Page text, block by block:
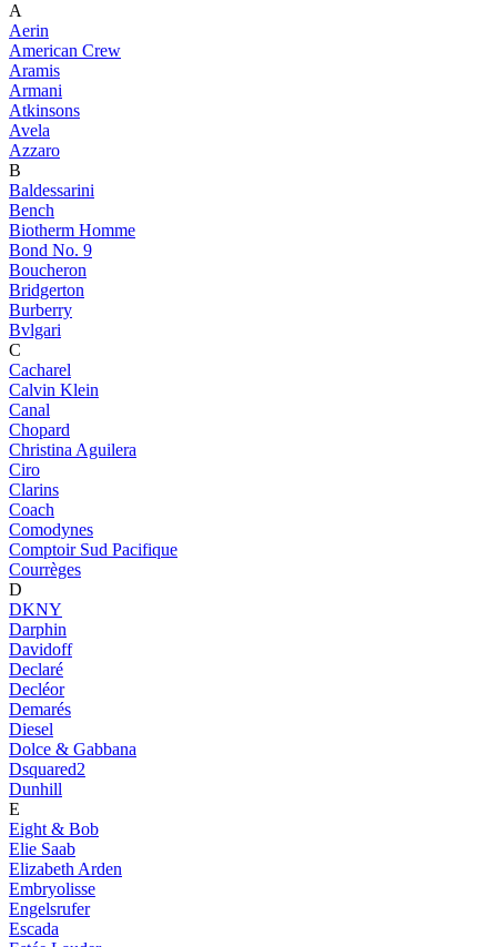
A
Aerin
American Crew
Aramis
Armani
Atkinsons
Avela
Azzaro
B
Baldessarini
Bench
Biotherm Homme
Bond No. 9
Boucheron
Bridgerton
Burberry
Bvlgari
C
Cacharel
Calvin Klein
Canal
Chopard
Christina Aguilera
Ciro
Clarins
Coach
Comodynes
Comptoir Sud Pacifique
Courrèges
D
DKNY
Darphin
Davidoff
Declaré
Decléor
Demarés
Diesel
Dolce & Gabbana
Dsquared2
Dunhill
E
Eight & Bob
Elie Saab
Elizabeth Arden
Embryolisse
Engelsrufer
Escada